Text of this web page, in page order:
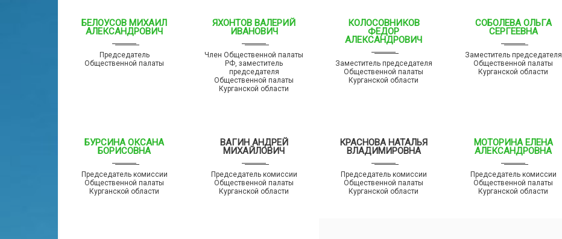
БЕЛОУСОВ МИХАИЛ
АЛЕКСАНДРОВИЧ
Председатель
Общественной палаты
ЯХОНТОВ ВАЛЕРИЙ
ИВАНОВИЧ
Член Общественной палаты
РФ, заместитель
председателя
Общественной палаты
Курганской области
КОЛОСОВНИКОВ
ФЕДОР
АЛЕКСАНДРОВИЧ
Заместитель председателя
Общественной палаты
Курганской области
СОБОЛЕВА ОЛЬГА
СЕРГЕЕВНА
Заместитель председателя
Общественной палаты
Курганской области
БУРСИНА ОКСАНА
БОРИСОВНА
Председатель комиссии
Общественной палаты
Курганской области
ВАГИН АНДРЕЙ
МИХАЙЛОВИЧ
Председатель комиссии
Общественной палаты
Курганской области
КРАСНОВА НАТАЛЬЯ
ВЛАДИМИРОВНА
Председатель комиссии
Общественной палаты
Курганской области
МОТОРИНА ЕЛЕНА
АЛЕКСАНДРОВНА
Председатель комиссии
Общественной палаты
Курганской области